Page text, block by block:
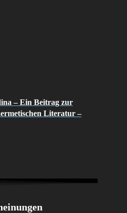
– Ein Beitrag zur
Literatur –